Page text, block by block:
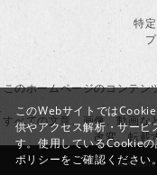
特
このホームページのコンテン
すべての文章、画像、動画な
改変、転載
COPYRIGHT
このWebサイトでは
供やアクセス解析・サービ
す。使用しているCookie
ポリシーをご確認ください。